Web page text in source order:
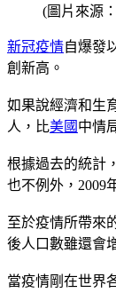
(圖片來源
新冠疫情自爆發
創新高。
如果說經濟和生
人，比美國 中情
根據過去的統計
也不例外，2009
至於疫情所帶來
後人口數雖還會
當疫情剛在世界